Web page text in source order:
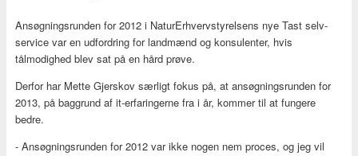
Ansøgningsrunden for 2012 i NaturErhvervstyrelsens nye Tast selv-
service var en udfordring for landmænd og konsulenter, hvis
tålmodighed blev sat på en hård prøve.
Derfor har Mette Gjerskov særligt fokus på, at ansøgningsrunden for
2013, på baggrund af it-erfaringerne fra i år, kommer til at fungere
bedre.
- Ansøgningsrunden for 2012 var ikke nogen nem proces, og jeg vil